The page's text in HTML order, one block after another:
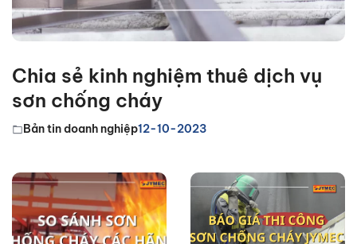
Chia sẻ kinh nghiệm thuê dịch vụ
sơn chống cháy
Bản tin doanh nghiệp12-10-2023